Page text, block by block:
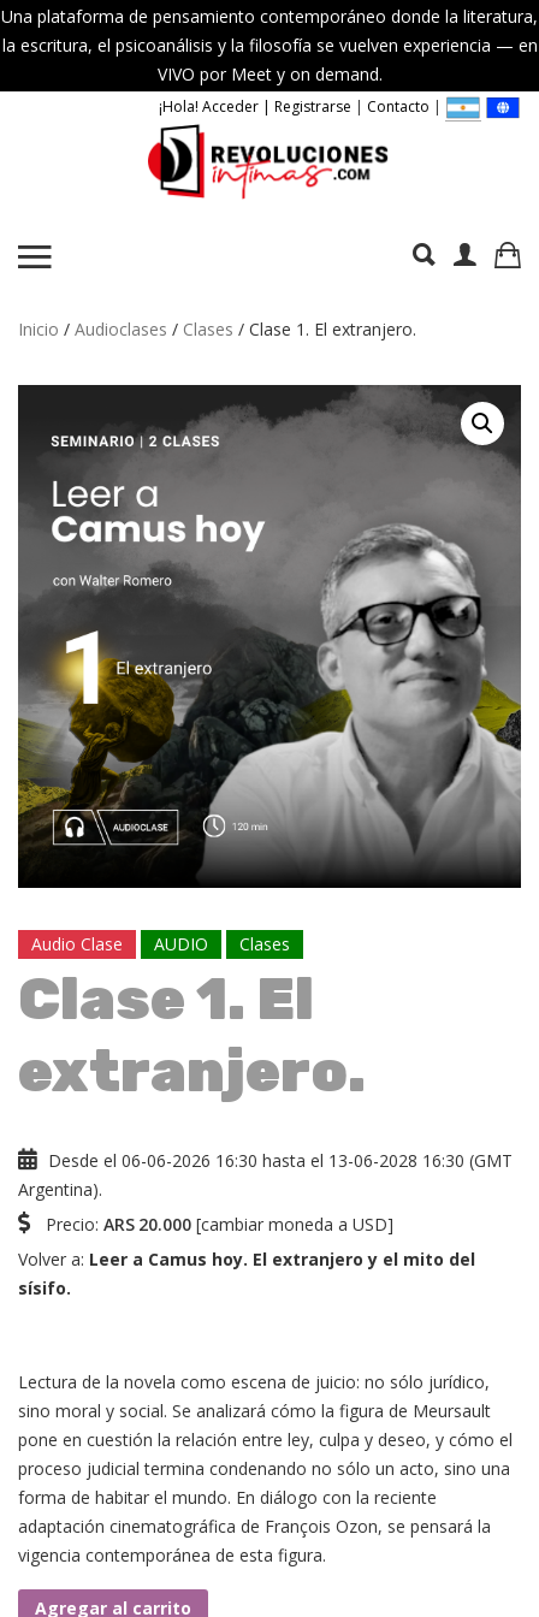
Una plataforma de pensamiento contemporáneo donde la literatura,
la escritura, el psicoanálisis y la filosofía se vuelven experiencia — en
VIVO por Meet y on demand.
¡Hola! Acceder | Registrarse | Contacto |
Inicio / Audioclases / Clases / Clase 1. El extranjero.
Audio Clase AUDIO Clases
Clase 1. El
extranjero.
Desde el 06-06-2026 16:30 hasta el 13-06-2028 16:30 (GMT
Argentina).
Precio: ARS 20.000 [cambiar moneda a USD]
Volver a: Leer a Camus hoy. El extranjero y el mito del
sísifo.
Lectura de la novela como escena de juicio: no sólo jurídico,
sino moral y social. Se analizará cómo la figura de Meursault
pone en cuestión la relación entre ley, culpa y deseo, y cómo el
proceso judicial termina condenando no sólo un acto, sino una
forma de habitar el mundo. En diálogo con la reciente
adaptación cinematográfica de François Ozon, se pensará la
vigencia contemporánea de esta figura.
Clase
Agregar al carrito